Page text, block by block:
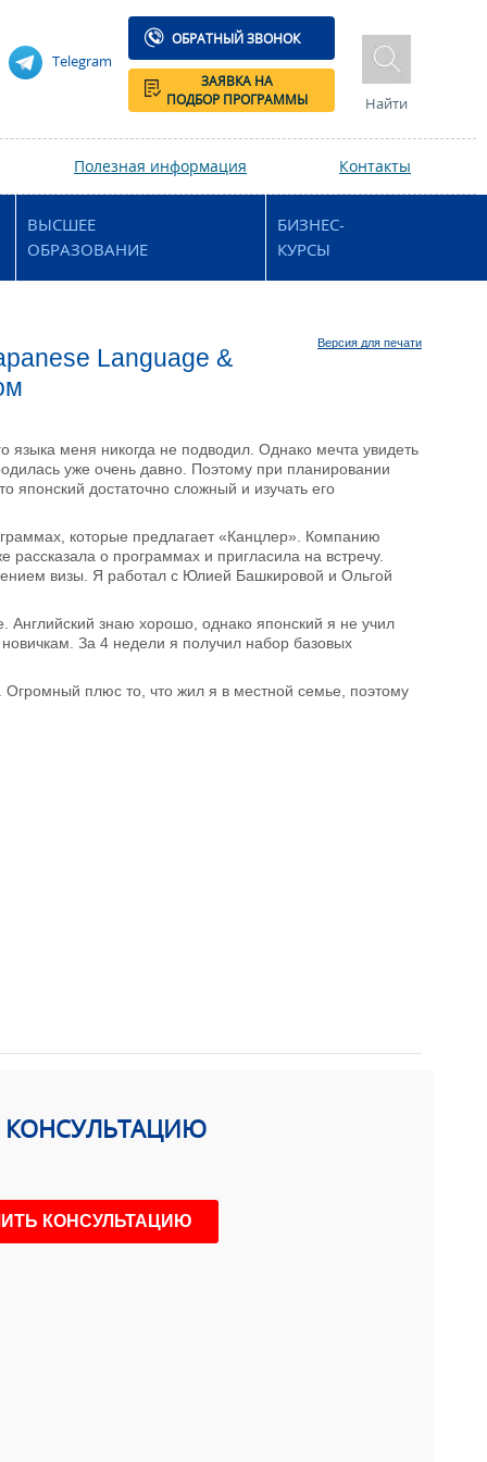
Telegram
ОБРАТНЫЙ ЗВОНОК
ЗАЯВКА НА
ПОДБОР ПРОГРАММЫ
Найти
Полезная информация Контакты
ВЫСШЕЕ
ОБРАЗОВАНИЕ
БИЗНЕС-
КУРСЫ
Версия для печати
Language &
языка меня никогда не подводил. Однако мечта увидеть
уже очень давно. Поэтому при планировании
японский достаточно сложный и изучать его
которые предлагает «Канцлер». Компанию
о программах и пригласила на встречу.
визы. Я работал с Юлией Башкировой и Ольгой
знаю хорошо, однако японский я не учил
За 4 недели я получил набор базовых
Огромный плюс то, что жил я в местной семье, поэтому
КОНСУЛЬТАЦИЮ